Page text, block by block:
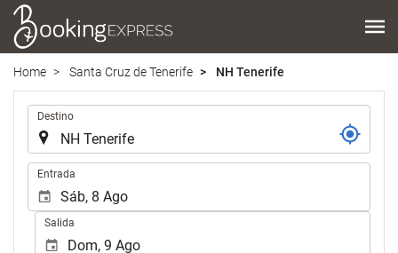
Home Santa Cruz de Tenerife NH Tenerife
Introduzca
lugar
de
destino
en
que
Destino
Introduzca
las
fechas
inicio
Entrada
Salida